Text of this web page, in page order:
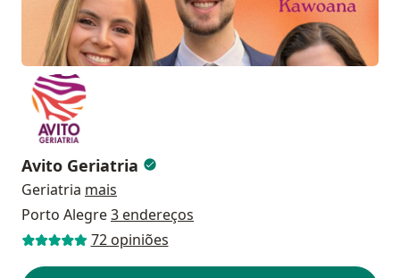
Avito Geriatria
Geriatria mais
Porto Alegre3 endereços
72 opiniões